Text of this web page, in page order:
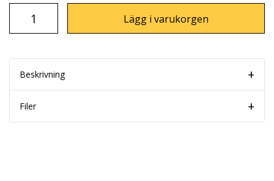
Lägg i varukorgen
Beskrivning
Filer